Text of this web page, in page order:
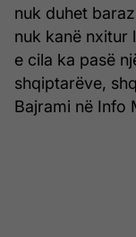
nuk duhet
nuk kanë nxitur
e cila ka pasë
shqiptarëve,
Bajrami në Info